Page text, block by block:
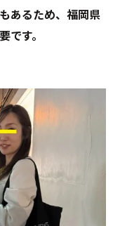
あるため、福岡県
です。